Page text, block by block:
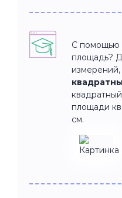
С помощью
площадь?
измерений,
площади
см.